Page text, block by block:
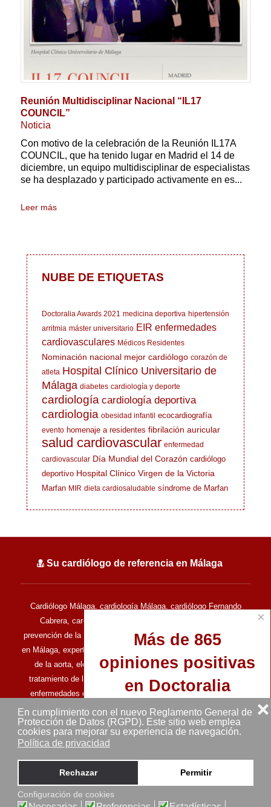
En cumplimiento con el nuevo Reglamento General de
Protección de Datos (RGPD). Este sitio web emplea
cookies para mejorar su experiencia de navegación.
Política de privacidad
Rechazar Permitir
❌
Configuración de cookies
Reunión Multidisciplinar Nacional “IL17
COUNCIL”
Noticia
Con motivo de la celebración de la Reunión IL17A
COUNCIL, que ha tenido lugar en Madrid el 14 de
diciembre, un equipo multidisciplinar de especialistas
se ha desplazado y participado activamente en es...
Leer más
NUBE DE ETIQUETAS
Doctoralia Awards 2021 medicina deportiva hipertensión
arritmia máster universitario EIR enfermedades
cardiovasculares Médicos Residentes
Nominación nacional mejor cardiólogo corazón de
atleta Hospital Clínico Universitario de
Málaga diabetes cardiología y deporte
cardiología cardiología deportiva
cardiologia obesidad infantil ecocardiografía
evento homenaje a residentes fibrilación auricular
salud cardiovascular enfermedad
cardiovascular Día Mundial del Corazón cardiólogo
deportivo Hospital Clínico Virgen de la Victoria
Marfan MIR dieta cardiosaludable síndrome de Marfan
Su cardiólogo de referencia en Málaga
Cardiólogo Málaga, cardiología Málaga, cardiólogo Fernando
Cabrera, cardiología del deporte, cardiología deportiva,
prevención de la muerte súbita en el deporte, cardiología clínica
en Málaga, experto en ecocardiografía, experto en enfermedades
de la aorta, electrocardiografía, ecocardiografía de estrés,
tratamiento de las enfermedades del corazón, tratamiento de
enfermedades del corazón, enfermedades cardiovasculares,
clínica cardiovascular en Málaga.
Todos los derechos reservados © Doctor Fernando Cabrera -
Cardiólogo en Málaga (2013-2025) - MALAGA (ESPAÑA)
Sitio web desarrollado por
×
Más de 865
opiniones positivas
en Doctoralia
Ver perfil en Doctoralia
Pedir una cita ahora